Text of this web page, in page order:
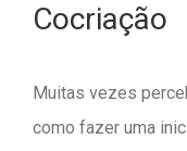
Cocriação
Muitas vezes
como fazer uma